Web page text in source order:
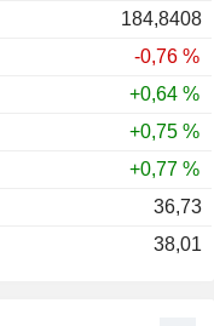
184,8408
-0,76 %
+0,64 %
+0,75 %
+0,77 %
36,73
38,01